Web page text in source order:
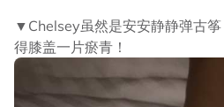
▼Chelsey虽然是安安静静弹古
得膝盖一片瘀青！